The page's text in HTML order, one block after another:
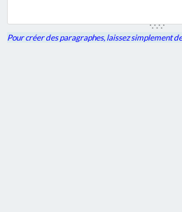
Pour créer des paragraphes, laissez simplement